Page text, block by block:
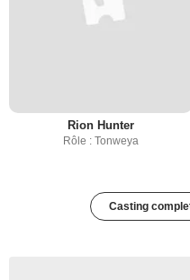
Rion Hunter
Rôle : Tonweya
Casting